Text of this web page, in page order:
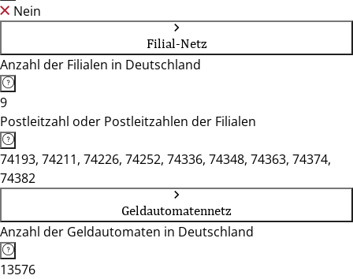
Nein
Filial-Netz
Anzahl der Filialen in Deutschland
9
Postleitzahl oder Postleitzahlen der Filialen
74193, 74211, 74226, 74252, 74336, 74348, 74363, 74374,
74382
Geldautomatennetz
Anzahl der Geldautomaten in Deutschland
13576